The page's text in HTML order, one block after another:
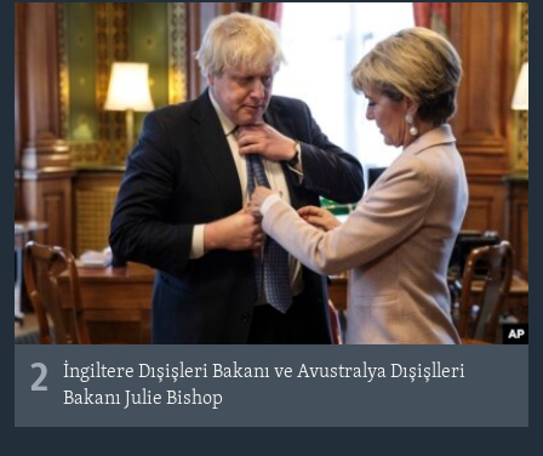
2
İngiltere Dışişleri Bakanı ve Avustralya Dışişlleri
Bakanı Julie Bishop